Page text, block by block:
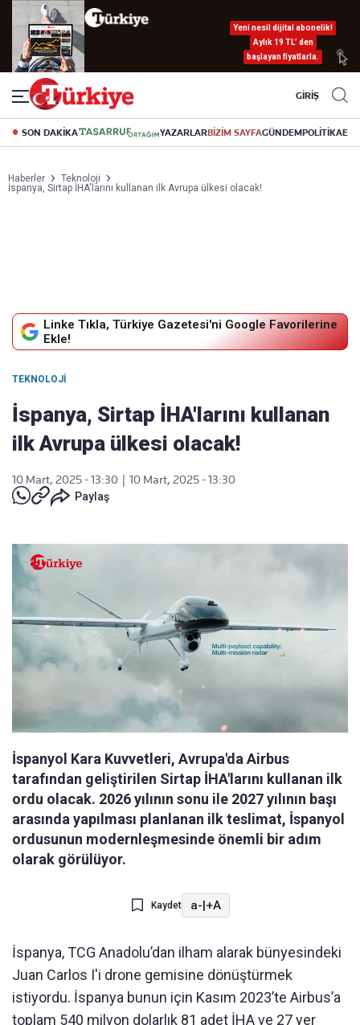
Yeni nesil dijital abonelik!
Aylık 19 TL’ den
başlayan fiyatlarla.
GİRİŞ
SON DAKİKA YAZARLARBİZİM SAYFAGÜNDEMPOLİTİKA
Haberler
Teknoloji
İspanya, Sirtap İHA'larını kullanan ilk Avrupa ülkesi olacak!
Linke Tıkla, Türkiye Gazetesi'ni Google Favorilerine
Ekle!
TEKNOLOJI
İspanya, Sirtap İHA'larını kullanan
ilk Avrupa ülkesi olacak!
10 Mart, 2025 - 13:30
10 Mart, 2025 - 13:30
Paylaş
İspanyol Kara Kuvvetleri, Avrupa'da Airbus
tarafından geliştirilen Sirtap İHA'larını kullanan ilk
ordu olacak. 2026 yılının sonu ile 2027 yılının başı
arasında yapılması planlanan ilk teslimat, İspanyol
ordusunun modernleşmesinde önemli bir adım
olarak görülüyor.
Kaydet a-|+A
İspanya, TCG Anadolu’dan ilham alarak bünyesindeki
Juan Carlos I'i drone gemisine dönüştürmek
istiyordu. İspanya bunun için Kasım 2023’te Airbus’a
toplam 540 milyon dolarlık 81 adet İHA ve 27 yer